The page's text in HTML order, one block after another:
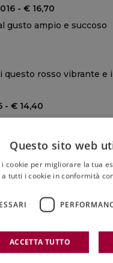
- € 16,70
gusto ampio e succoso
questo rosso vibrante e
- € 14,40
e succoso
- € 15,50
più famose del mondo
Questo sito web
cookie per migliorare la tua
tutti i cookie in conformità
ACCETTA TUTTO